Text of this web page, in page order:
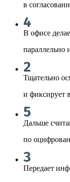
в
В офисе
параллельно
Тщательно
и фиксирует
Дальше
по
Передает